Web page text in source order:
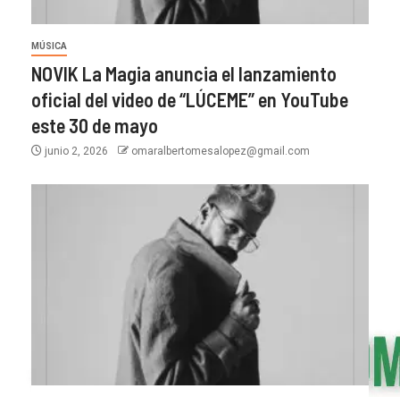
MÚSICA
NOVIK La Magia anuncia el lanzamiento
oficial del video de “LÚCEME” en YouTube
este 30 de mayo
junio 2, 2026 omaralbertomesalopez@gmail.com